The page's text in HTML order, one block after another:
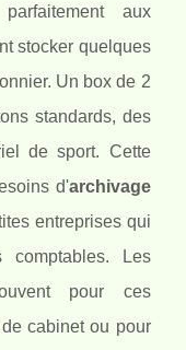
aux
stocker quelques
Un box de 2
standards, des
de sport. Cette
d'archivage
entreprises qui
comptables. Les
pour ces
cabinet ou pour